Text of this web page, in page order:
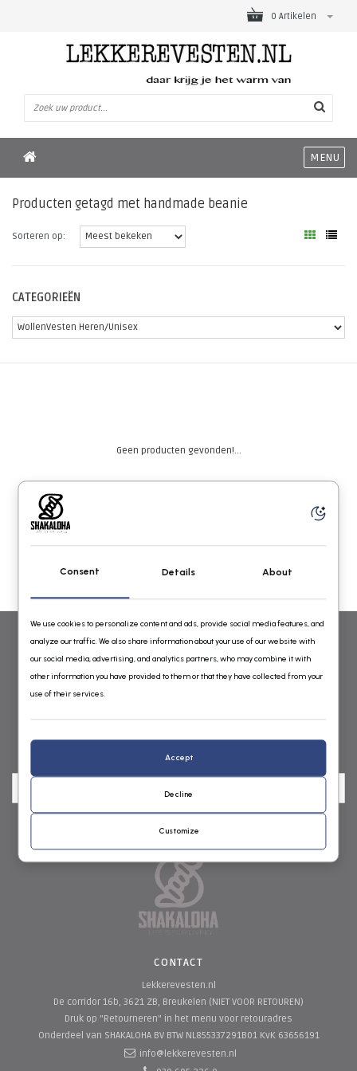
0 Artikelen
MENU
Producten getagd met handmade beanie
Sorteren op:
CATEGORIEËN
Geen producten gevonden!...
WOLLEN VESTEN VOOR DAMES EN HEREN VAN SHAKALOHA
NIEUWSBRIEF
CONTACT
Lekkerevesten.nl
De corridor 16b, 3621 ZB, Breukelen (NIET VOOR RETOUREN)
Druk op "Retourneren" in het menu voor retouradres
Onderdeel van SHAKALOHA BV BTW NL855337291B01 KvK 63656191
info@lekkerevesten.nl
Consent Details About
We use cookies to personalize content and ads, provide social media features, and
analyze our traffic. We also share information about your use of our website with
our social media, advertising, and analytics partners, who may combine it with
other information you have provided to them or that they have collected from your
use of their services.
Accept
Decline
Customize